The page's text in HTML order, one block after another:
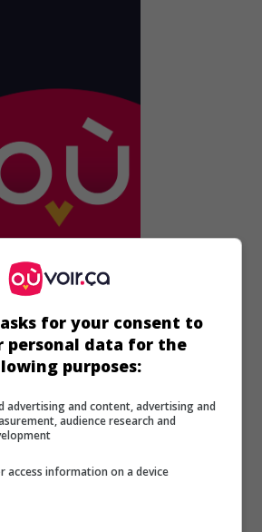
sur mes écrans
sentimentalede Lorenzo Doumani
Ireland
de devenir acteur, un richard en
romancière.
for your consent to
personal data for the
purposes:
advertising and content, advertising and
audience research and
access information on a device